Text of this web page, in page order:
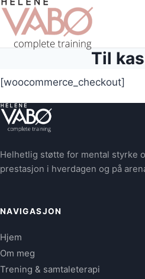
Til
[woocommerce_checkout]
Helhetlig støtte for mental styrke
prestasjon i hverdagen og på
NAVIGASJON
Hjem
Om meg
Trening & samtaleterapi